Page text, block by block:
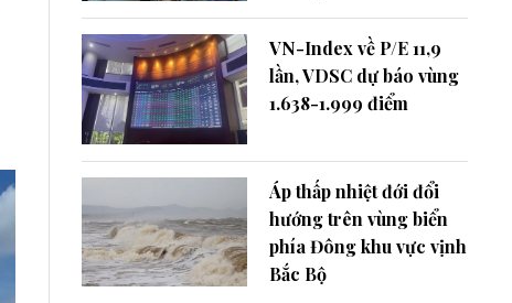
VN-Index về P/E 11,9
lần, VDSC dự báo vùng
1.638-1.999 điểm
Áp thấp nhiệt đới đổi
hướng trên vùng biển
phía Đông khu vực vịnh
Bắc Bộ